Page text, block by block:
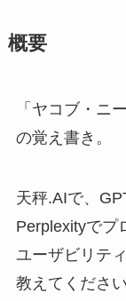
概要
「ヤコブ・ニ
の覚え書き。
天秤.AIで、
Perplexityでプ
ユーザビリテ
教えてくださ